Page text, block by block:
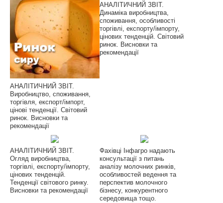
АНАЛІТИЧНИЙ ЗВІТ.
Виробництво, споживання,
торгівля, експорт/імпорт,
цінові тенденції. Світовий
ринок. Висновки та
рекомендації
АНАЛІТИЧНИЙ ЗВІТ.
Динаміка виробництва,
споживання, особливості
торгівлі, експорту/імпорту,
цінових тенденцій. Світовий
ринок. Висновки та
рекомендації
АНАЛІТИЧНИЙ ЗВІТ.
Огляд виробництва,
торгівлі, експорту/імпорту,
цінових тенденцій.
Тенденції світового ринку.
Висновки та рекомендації
Фахівці Інфагро надають
консультації з питань
аналізу молочних ринків,
особливостей ведення та
перспектив молочного
бізнесу, конкурентного
середовища тощо.